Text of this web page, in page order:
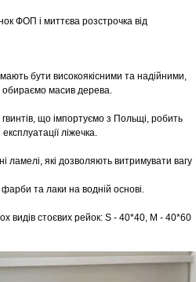
ФОП і миттєва розстрочка від
бути високоякісними та надійними,
масив дерева.
що імпортуємо з Польщі, робить
ліжечка.
ламелі, які дозволяють витримувати вагу
фарби та лаки на водній основі.
видів стоєвих рейок: S - 40*40, M - 40*60